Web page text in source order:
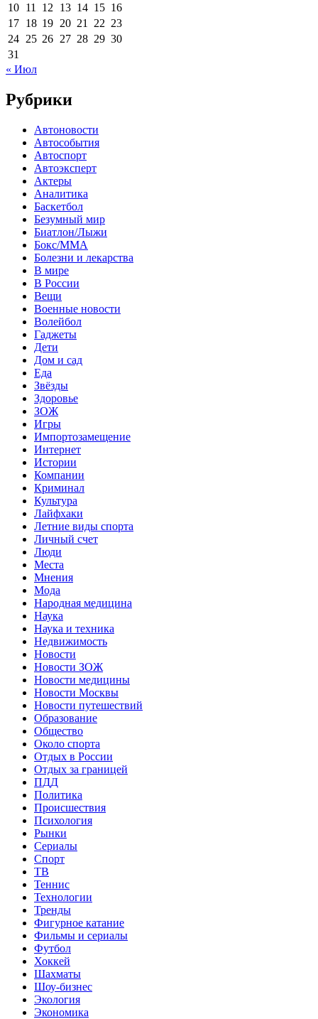
10 11 12 13 14 15 16
17 18 19 20 21 22 23
24 25 26 27 28 29 30
31
« Июл
Рубрики
Автоновости
Автособытия
Автоспорт
Автоэксперт
Актеры
Аналитика
Баскетбол
Безумный мир
Биатлон/Лыжи
Бокс/MMA
Болезни и лекарства
В мире
В России
Вещи
Военные новости
Волейбол
Гаджеты
Дети
Дом и сад
Еда
Звёзды
Здоровье
ЗОЖ
Игры
Импортозамещение
Интернет
Истории
Компании
Криминал
Культура
Лайфхаки
Летние виды спорта
Личный счет
Люди
Места
Мнения
Мода
Народная медицина
Наука
Наука и техника
Недвижимость
Новости
Новости ЗОЖ
Новости медицины
Новости Москвы
Новости путешествий
Образование
Общество
Около спорта
Отдых в России
Отдых за границей
ПДД
Политика
Происшествия
Психология
Рынки
Сериалы
Спорт
ТВ
Теннис
Технологии
Тренды
Фигурное катание
Фильмы и сериалы
Футбол
Хоккей
Шахматы
Шоу-бизнес
Экология
Экономика